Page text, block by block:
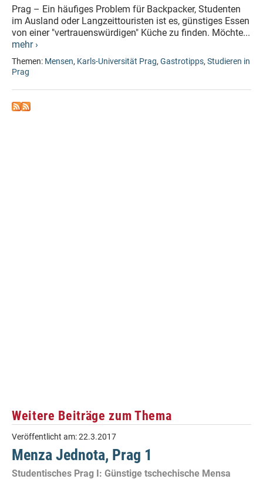
Prag – Ein häufiges Problem für Backpacker, Studenten
im Ausland oder Langzeittouristen ist es, günstiges Essen
von einer "vertrauenswürdigen" Küche zu finden. Möchte...
mehr ›
Themen: Mensen, Karls-Universität Prag, Gastrotipps, Studieren in
Prag
Weitere Beiträge zum Thema
Veröffentlicht am:22.3.2017
Menza Jednota, Prag 1
Studentisches Prag I: Günstige tschechische Mensa